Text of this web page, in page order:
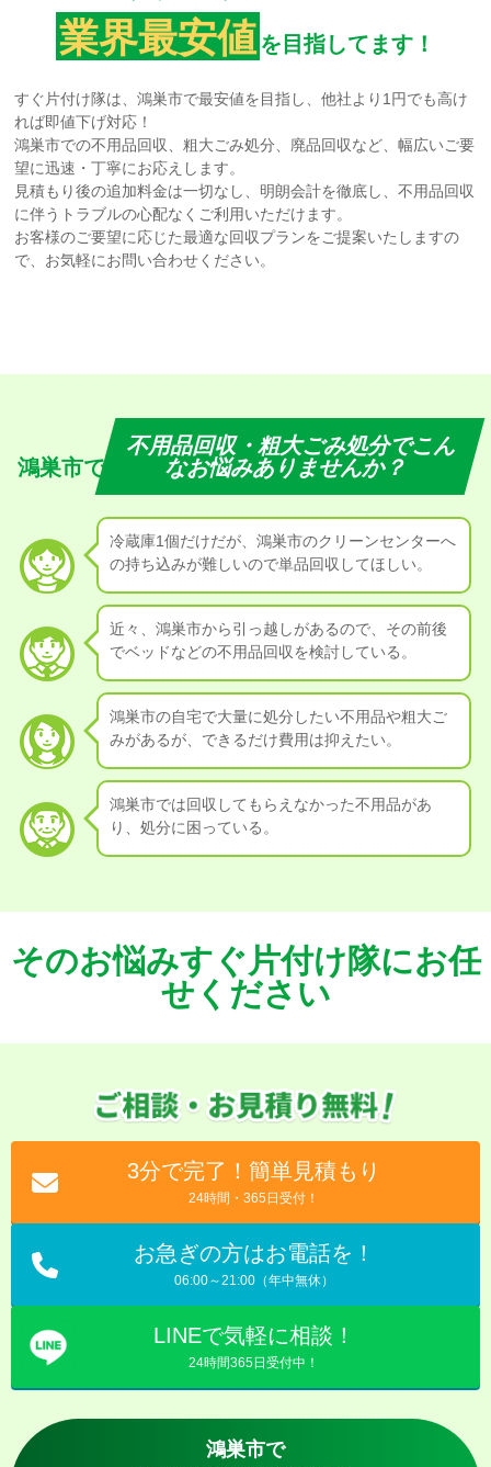
業界最安値 を目指してます！
すぐ片付け隊は、鴻巣市で最安値を目指し、他社より1円でも高け
れば即値下げ対応！
鴻巣市での不用品回収、粗大ごみ処分、廃品回収など、幅広いご要
望に迅速・丁寧にお応えします。
見積もり後の追加料金は一切なし、明朗会計を徹底し、不用品回収
に伴うトラブルの心配なくご利用いただけます。
お客様のご要望に応じた最適な回収プランをご提案いたしますの
で、お気軽にお問い合わせください。
鴻巣市で
不用品回収・粗大ごみ処分でこん
なお悩みありませんか？
冷蔵庫1個だけだが、鴻巣市のクリーンセンターへ
の持ち込みが難しいので単品回収してほしい。
近々、鴻巣市から引っ越しがあるので、その前後
でベッドなどの不用品回収を検討している。
鴻巣市の自宅で大量に処分したい不用品や粗大ご
みがあるが、できるだけ費用は抑えたい。
鴻巣市では回収してもらえなかった不用品があ
り、処分に困っている。
そのお悩みすぐ片付け隊にお任
せください
3分で完了！簡単見積もり
24時間・365日受付！
お急ぎの方はお電話を！
06:00～21:00（年中無休）
LINEで気軽に相談！
24時間365日受付中！
鴻巣市で